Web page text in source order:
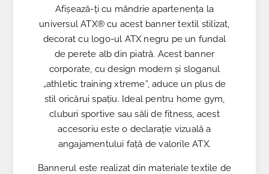
Afișează-ți cu mândrie apartenența la
universul ATX® cu acest banner textil stilizat,
decorat cu logo-ul ATX negru pe un fundal
de perete alb din piatră. Acest banner
corporate, cu design modern și sloganul
„athletic training xtreme”, aduce un plus de
stil oricărui spațiu. Ideal pentru home gym,
cluburi sportive sau săli de fitness, acest
accesoriu este o declarație vizuală a
angajamentului față de valorile ATX.
Bannerul este realizat din materiale textile de